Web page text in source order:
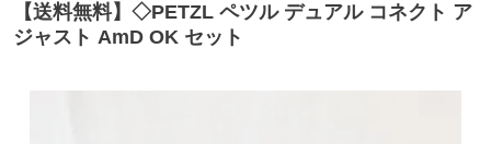
【送料無料】◇PETZL ペツル デュアル コネクト ア
ジャスト AmD OK セット